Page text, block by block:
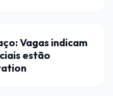
Vagas indicam
estão